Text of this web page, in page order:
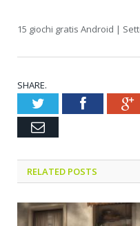
15 giochi gratis Android |
SHARE.
TwitterFacebook
Email
RELATED POSTS